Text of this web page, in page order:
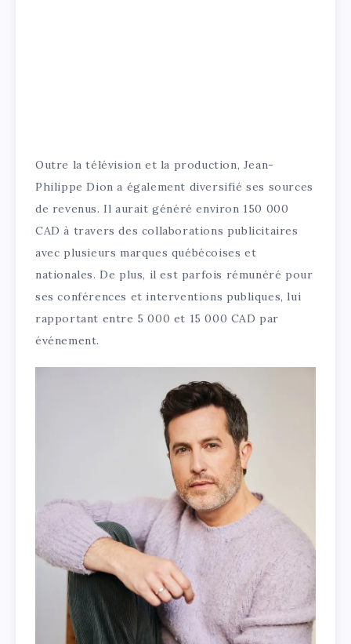
Outre la télévision et la production, Jean-
Philippe Dion a également diversifié ses sources
de revenus. Il aurait généré environ 150 000
CAD à travers des collaborations publicitaires
avec plusieurs marques québécoises et
nationales. De plus, il est parfois rémunéré pour
ses conférences et interventions publiques, lui
rapportant entre 5 000 et 15 000 CAD par
événement.